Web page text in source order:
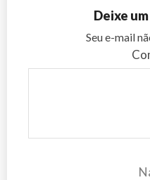
Deixe
Seu e-mail